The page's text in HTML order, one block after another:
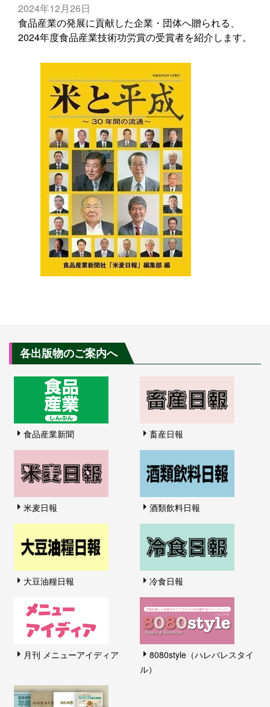
2024年12月26日
食品産業の発展に貢献した企業・団体へ贈られる、
2024年度食品産業技術功労賞の受賞者を紹介します。
各出版物のご案内へ
食品産業新聞 畜産日報
米麦日報 酒類飲料日報
大豆油糧日報 冷食日報
月刊 メニューアイディア
8080style（ハレバレスタイ
ル）